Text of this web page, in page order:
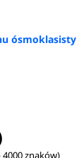
ósmoklasisty
4000znaków)